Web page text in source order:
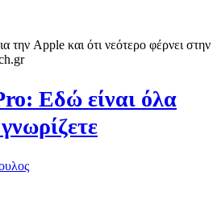
την Apple και ότι νεότερο φέρνει στην
Εδώ είναι όλα